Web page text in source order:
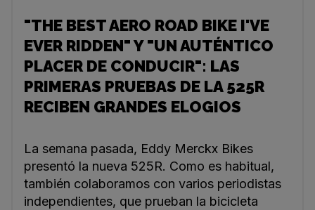
"THE BEST AERO ROAD BIKE I'VE
EVER RIDDEN" Y "UN AUTÉNTICO
PLACER DE CONDUCIR": LAS
PRIMERAS PRUEBAS DE LA 525R
RECIBEN GRANDES ELOGIOS
La semana pasada, Eddy Merckx Bikes
presentó la nueva 525R. Como es habitual,
también colaboramos con varios periodistas
independientes, que prueban la bicicleta